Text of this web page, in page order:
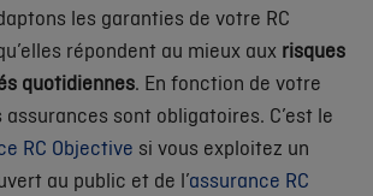
les garanties de votre RC
répondent au mieux aux risques
quotidiennes. En fonction de votre
assurances sont obligatoires. C’est le
RC Objective si vous exploitez un
au public et de l’assurance RC